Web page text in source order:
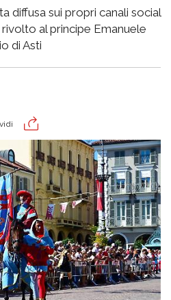
diffusa sui propri canali social
al principe Emanuele
di Asti